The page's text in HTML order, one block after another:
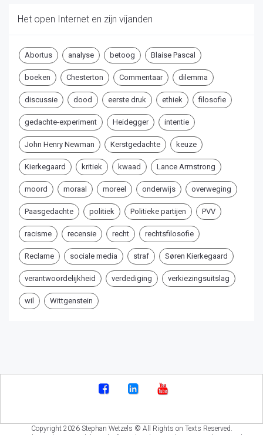
Het open Internet en zijn vijanden
Abortus analyse betoog Blaise Pascal
boeken Chesterton Commentaar dilemma
discussie dood eerste druk ethiek filosofie
gedachte-experiment Heidegger intentie
John Henry Newman Kerstgedachte keuze
Kierkegaard kritiek kwaad Lance Armstrong
moord moraal moreel onderwijs overweging
Paasgedachte politiek Politieke partijen PVV
racisme recensie recht rechtsfilosofie
Reclame sociale media straf Søren Kierkegaard
verantwoordelijkheid verdediging verkiezingsuitslag
wil Wittgenstein
Copyright 2026 Stephan Wetzels © All Rights on Texts Reserved.